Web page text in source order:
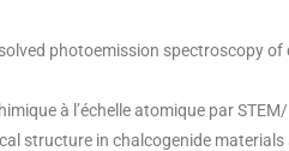
photoemission spectroscopy
à l’échelle atomique par
structure in chalcogenide